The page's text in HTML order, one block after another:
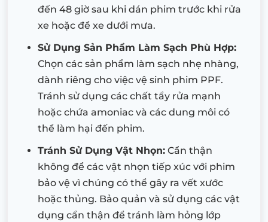
đến 48 giờ sau khi dán phim trước khi rửa
xe hoặc để xe dưới mưa.
Sử Dụng Sản Phẩm Làm Sạch Phù Hợp:
Chọn các sản phẩm làm sạch nhẹ nhàng,
dành riêng cho việc vệ sinh phim PPF.
Tránh sử dụng các chất tẩy rửa mạnh
hoặc chứa amoniac và các dung môi có
thể làm hại đến phim.
Tránh Sử Dụng Vật Nhọn: Cẩn thận
không để các vật nhọn tiếp xúc với phim
bảo vệ vì chúng có thể gây ra vết xước
hoặc thủng. Bảo quản và sử dụng các vật
dụng cẩn thận để tránh làm hỏng lớp